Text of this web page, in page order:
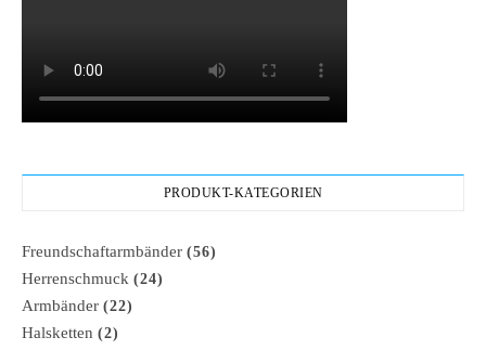
PRODUKT-KATEGORIEN
Freundschaftarmbänder (56)
Herrenschmuck (24)
Armbänder (22)
Halsketten (2)